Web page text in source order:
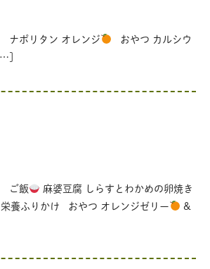
ナポリタン オレンジ
おやつ カルシウ
ご飯
麻婆豆腐 しらすとわかめの卵焼き
養ふりかけ おやつ オレンジゼリー
&